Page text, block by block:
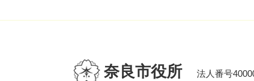
奈良市役所 法人番号